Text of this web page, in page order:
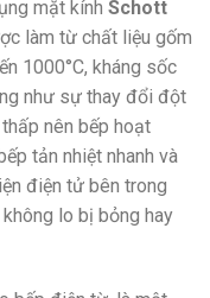
mặt kính Schott
làm từ chất liệu gốm
1000°C, kháng sốc
như sự thay đổi đột
nên bếp hoạt
tản nhiệt nhanh và
điện tử bên trong
lo bị bỏng hay